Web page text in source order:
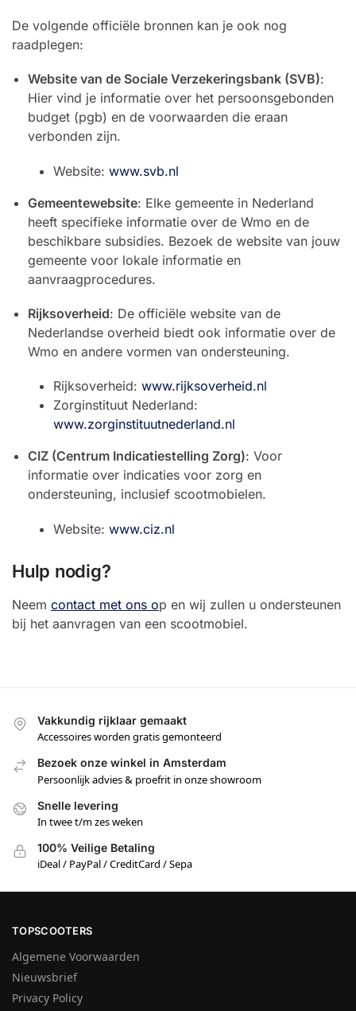
De volgende officiële bronnen kan je ook nog
raadplegen:
Website van de Sociale Verzekeringsbank (SVB):
Hier vind je informatie over het persoonsgebonden
budget (pgb) en de voorwaarden die eraan
verbonden zijn.
Website: www.svb.nl
Gemeentewebsite: Elke gemeente in Nederland
heeft specifieke informatie over de Wmo en de
beschikbare subsidies. Bezoek de website van jouw
gemeente voor lokale informatie en
aanvraagprocedures.
Rijksoverheid: De officiële website van de
Nederlandse overheid biedt ook informatie over de
Wmo en andere vormen van ondersteuning.
Rijksoverheid: www.rijksoverheid.nl
Zorginstituut Nederland:
www.zorginstituutnederland.nl
CIZ (Centrum Indicatiestelling Zorg): Voor
informatie over indicaties voor zorg en
ondersteuning, inclusief scootmobielen.
Website: www.ciz.nl
Hulp nodig?
Neem contact met ons op en wij zullen u ondersteunen
bij het aanvragen van een scootmobiel.
Vakkundig rijklaar gemaakt
Accessoires worden gratis gemonteerd
Bezoek onze winkel in Amsterdam
Persoonlijk advies & proefrit in onze showroom
Snelle levering
In twee t/m zes weken
100% Veilige Betaling
iDeal / PayPal / CreditCard / Sepa
TOPSCOOTERS
Algemene Voorwaarden
Nieuwsbrief
Privacy Policy